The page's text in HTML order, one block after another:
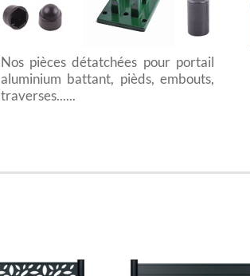
Nos pièces détatchées pour portail
aluminium battant, pièds, embouts,
traverses......